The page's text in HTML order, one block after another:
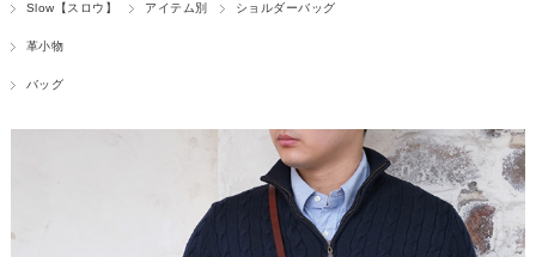
Slow【スロウ】
アイテム別 ショルダーバッグ
革小物
バッグ